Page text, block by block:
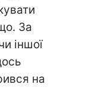
За
іншої
на